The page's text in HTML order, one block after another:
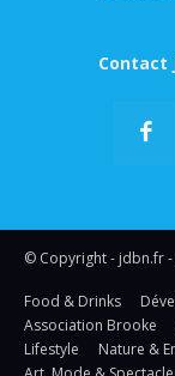
Contact
© Copyright - jdbn.fr
Food & Drinks
Association Brooke
Lifestyle
Nature &